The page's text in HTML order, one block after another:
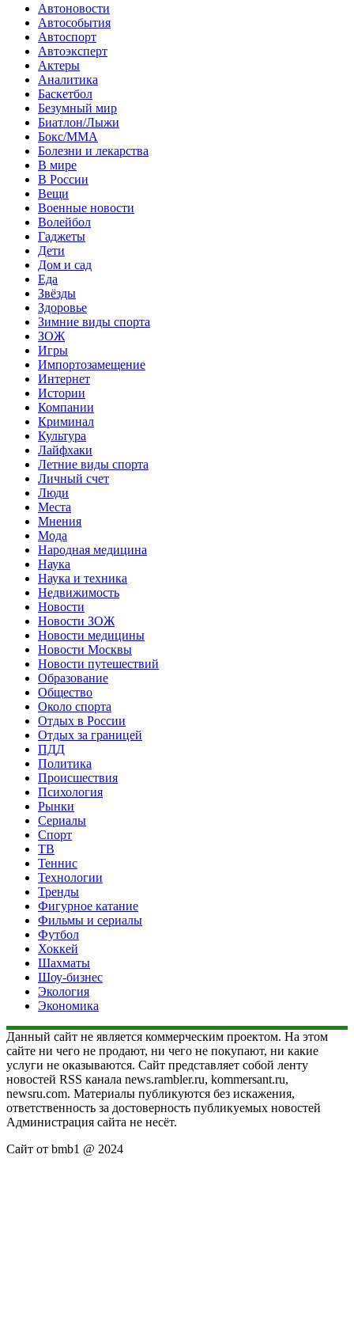
Автоновости
Автособытия
Автоспорт
Автоэксперт
Актеры
Аналитика
Баскетбол
Безумный мир
Биатлон/Лыжи
Бокс/MMA
Болезни и лекарства
В мире
В России
Вещи
Военные новости
Волейбол
Гаджеты
Дети
Дом и сад
Еда
Звёзды
Здоровье
Зимние виды спорта
ЗОЖ
Игры
Импортозамещение
Интернет
Истории
Компании
Криминал
Культура
Лайфхаки
Летние виды спорта
Личный счет
Люди
Места
Мнения
Мода
Народная медицина
Наука
Наука и техника
Недвижимость
Новости
Новости ЗОЖ
Новости медицины
Новости Москвы
Новости путешествий
Образование
Общество
Около спорта
Отдых в России
Отдых за границей
ПДД
Политика
Происшествия
Психология
Рынки
Сериалы
Спорт
ТВ
Теннис
Технологии
Тренды
Фигурное катание
Фильмы и сериалы
Футбол
Хоккей
Шахматы
Шоу-бизнес
Экология
Экономика
Данный сайт не является коммерческим проектом. На этом
сайте ни чего не продают, ни чего не покупают, ни какие
услуги не оказываются. Сайт представляет собой ленту
новостей RSS канала news.rambler.ru, kommersant.ru,
newsru.com. Материалы публикуются без искажения,
ответственность за достоверность публикуемых новостей
Администрация сайта не несёт.
Сайт от bmb1 @ 2024